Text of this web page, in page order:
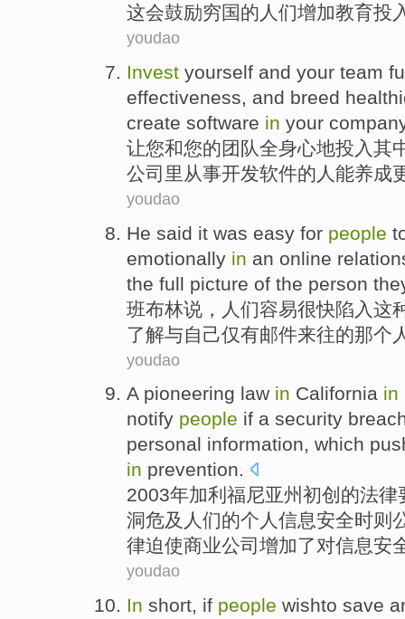
这会鼓励穷国的 人们增加教育投
youdao
Invest yourself and your team
effectiveness, and breed
create software in your
让您和您的团队全身心地投入其
公司 里 从事开发软件的 人 能养成
youdao
He said it was easy for people
emotionally in an online
the full picture of the person
班布林说 ， 人们容易很快陷入这
了解与自己仅有邮件来往的那个
youdao
A pioneering law in California in
notify people if a security
personal information, which
in prevention.
2003年加利福尼亚州初创 的法律
洞危及 人们的个人 信息安全时则
律迫使商业公司增加了对信息安
youdao
In short, if people wishto save